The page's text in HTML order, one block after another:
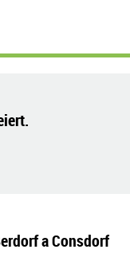
a Consdorf